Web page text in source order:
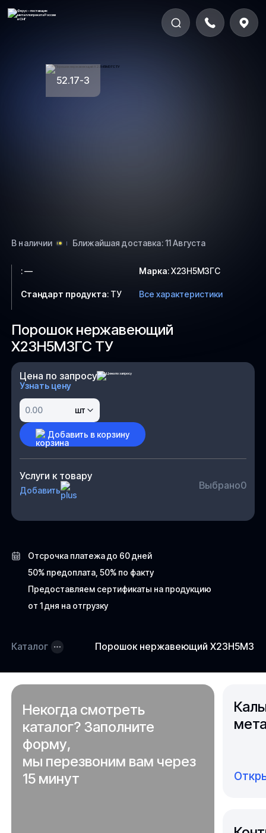
52.17-3
В наличии Ближайшая доставка: 11 Августа
Порошок нержавеющий
Х23Н5М3ГС ТУ
Отсрочка платежа до 60 дней
50% предоплата, 50% по факту
Предоставляем сертификаты на продукцию
от 1 дня на отгрузку
Цена по запросу
Узнать цену
шт
Добавить в корзину
Услуги к товару
Добавить Выбрано0
:— Марка:Х23Н5М3ГС
Стандарт продукта: ТУ Все характеристики
Каталог Порошок нержавеющий
Некогда смотреть
каталог? Заполните
форму,
мы перезвоним вам через
15 минут